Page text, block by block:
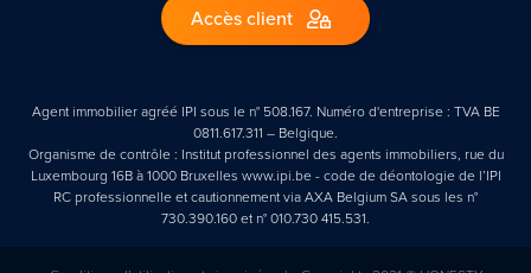
Accès client
Agent immobilier agréé IPI sous le n° 508.167. Numéro d'entreprise : TVA BE
0811.617.311 – Belgique.
Organisme de contrôle : Institut professionnel des agents immobiliers, rue du
Luxembourg 16B à 1000 Bruxelles www.ipi.be - code de déontologie de l’IPI
RC professionnelle et cautionnement via AXA Belgium SA sous les n°
730.390.160 et n° 010.730 415.531.